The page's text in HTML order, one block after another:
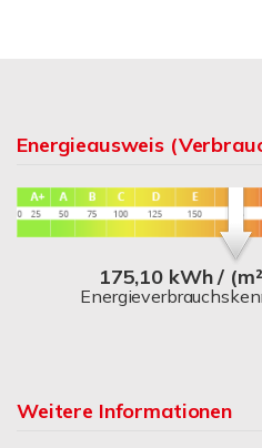
Energieausweis
175,10 kWh /
Weitere Informationen